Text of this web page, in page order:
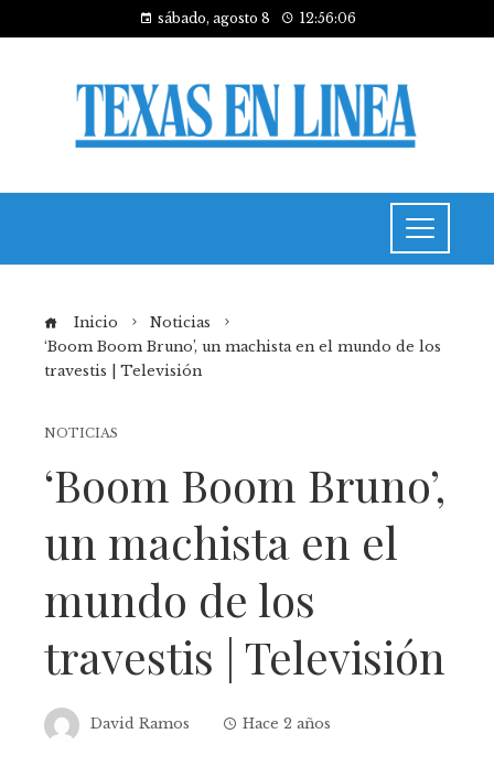
sábado, agosto 8 12:56:06
Inicio
Noticias
‘Boom Boom Bruno’, un machista en el mundo de los
travestis | Televisión
NOTICIAS
‘Boom Boom Bruno’,
un machista en el
mundo de los
travestis | Televisión
David Ramos Hace 2 años